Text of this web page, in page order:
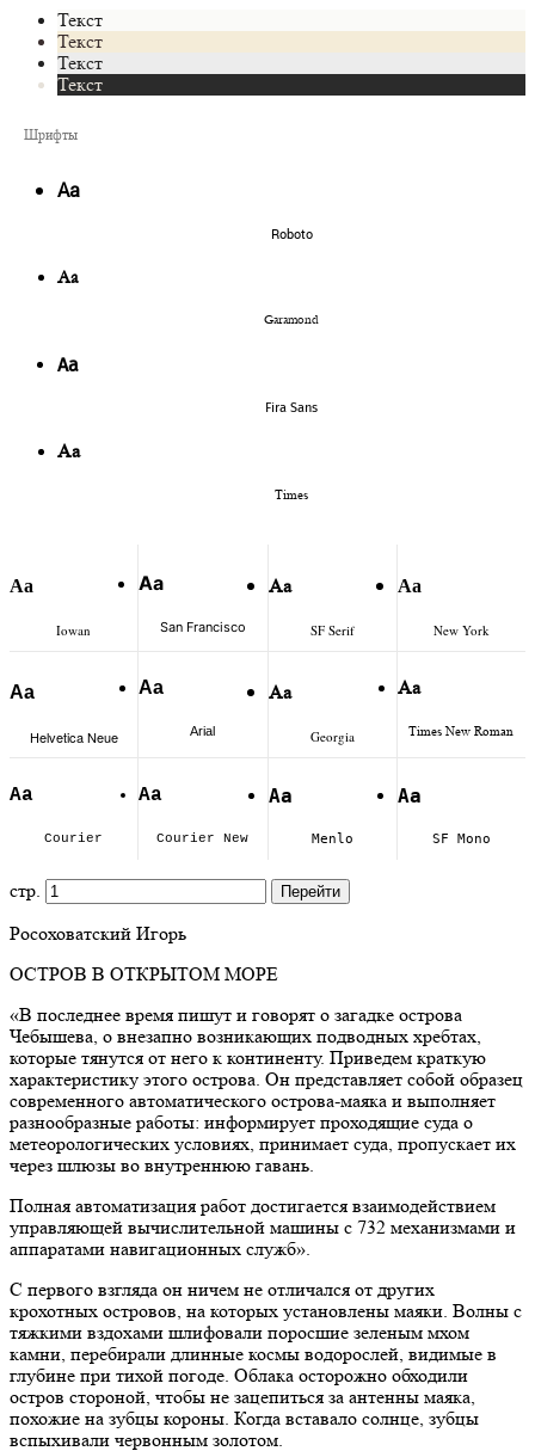
Текст
Текст
Текст
Текст
Шрифты
Аа
Roboto
Аа
Garamond
Аа
Fira Sans
Аа
Times
Аа
Iowan
Аа
San Francisco
Аа
SF Serif
Аа
New York
Аа
Helvetica Neue
Аа
Arial
Аа
Georgia
Аа
Times New Roman
Аа
Courier
Аа
Courier New
Аа
Menlo
Аа
SF Mono
стр. Перейти
Росоховатский Игорь
ОСТРОВ В ОТКРЫТОМ МОРЕ
«В последнее время пишут и говорят о загадке острова
Чебышева, о внезапно возникающих подводных хребтах,
которые тянутся от него к континенту. Приведем краткую
характеристику этого острова. Он представляет собой образец
современного автоматического острова-маяка и выполняет
разнообразные работы: информирует проходящие суда о
метеорологических условиях, принимает суда, пропускает их
через шлюзы во внутреннюю гавань.
Полная автоматизация работ достигается взаимодействием
управляющей вычислительной машины с 732 механизмами и
аппаратами навигационных служб».
С первого взгляда он ничем не отличался от других
крохотных островов, на которых установлены маяки. Волны с
тяжкими вздохами шлифовали поросшие зеленым мхом
камни, перебирали длинные космы водорослей, видимые в
глубине при тихой погоде. Облака осторожно обходили
остров стороной, чтобы не зацепиться за антенны маяка,
похожие на зубцы короны. Когда вставало солнце, зубцы
вспыхивали червонным золотом.